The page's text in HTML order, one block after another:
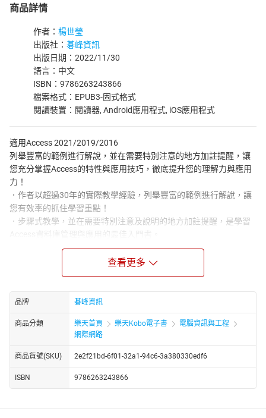
商品詳情
作者： 楊世瑩
出版社： 碁峰資訊
出版日期：2022/11/30
語言：中文
ISBN：9786263243866
檔案格式：EPUB3-固式格式
閱讀裝置：閱讀器, Android應用程式, iOS應用程式
適用Access 2021/2019/2016
列舉豐富的範例進行解說，並在需要特別注意的地方加註提醒，讓
您充分掌握Access的特性與應用技巧，徹底提升您的理解力與應用
力！
．作者以超過30年的實際教學經驗，列舉豐富的範例進行解說，讓
您有效率的抓住學習重點！
．步驟式教學，並在需要特別注意及說明的地方加註提醒，是學習
Access資料庫管理與應用的最佳入門書。
．以貼近實務的人事資料為例，貫穿全書各章節，由淺入深詳細說
明Access的相關功能與應用技巧，包含：資料表、索引、查詢、關
聯、表單、報表及巨集…等主題，並適時加入相關之函數，使其內容
．書中範例均提供執行前及執行後兩個檔案，讓您可以在實際練習
完成後對照比較，教學或自修上都更加方便。
．書末透過幾個簡單巨集，將所學的成果連結在一起，彙總成一簡
單又不失華麗的應用系統。絕對讓您驚嘆：原來巨集也可以這麼簡
單！
查看更多
品牌 碁峰資訊
商品分類 樂天首頁 樂天Kobo電子書
電腦資訊與工程
網際網路
商品貨號(SKU) 2e2f21bd-6f01-32a1-94c6-3a380330edf6
ISBN 9786263243866